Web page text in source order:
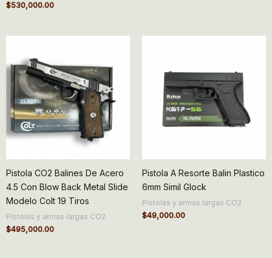
$530,000.00
Pistola CO2 Balines De Acero
4.5 Con Blow Back Metal Slide
Modelo Colt 19 Tiros
Pistolas y armas largas CO2
$495,000.00
Pistola A Resorte Balin Plastico
6mm Simil Glock
Pistolas y armas largas CO2
$49,000.00